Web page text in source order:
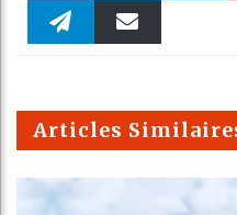
Faceboo Twitter
m
Articles